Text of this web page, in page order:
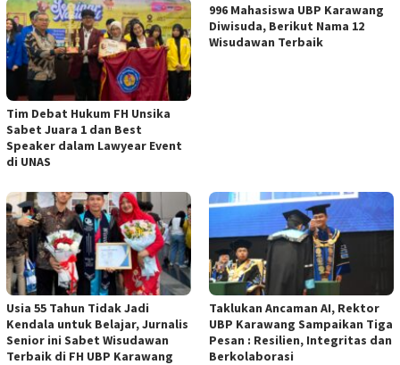
Tim Debat Hukum FH Unsika
Sabet Juara 1 dan Best
Speaker dalam Lawyear Event
di UNAS
996 Mahasiswa UBP Karawang
Diwisuda, Berikut Nama 12
Wisudawan Terbaik
Usia 55 Tahun Tidak Jadi
Kendala untuk Belajar, Jurnalis
Senior ini Sabet Wisudawan
Terbaik di FH UBP Karawang
Taklukan Ancaman AI, Rektor
UBP Karawang Sampaikan Tiga
Pesan : Resilien, Integritas dan
Berkolaborasi